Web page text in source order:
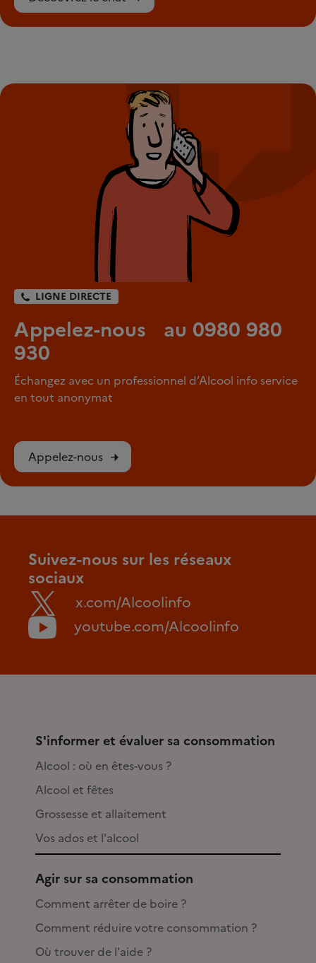
LIGNE DIRECTE
Appelez-nous au 0980 980
930
Échangez avec un professionnel d’Alcool info service
en tout anonymat
Appelez-nous
Suivez-nous sur les réseaux
sociaux
x.com/Alcoolinfo
youtube.com/Alcoolinfo
S'informer et évaluer sa consommation
Alcool : où en êtes-vous ?
Alcool et fêtes
Grossesse et allaitement
Vos ados et l'alcool
Agir sur sa consommation
Comment arrêter de boire ?
Comment réduire votre consommation ?
Où trouver de l'aide ?